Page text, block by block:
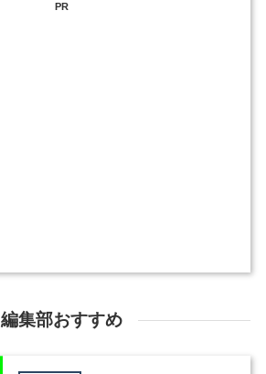
PR
編集部おすすめ